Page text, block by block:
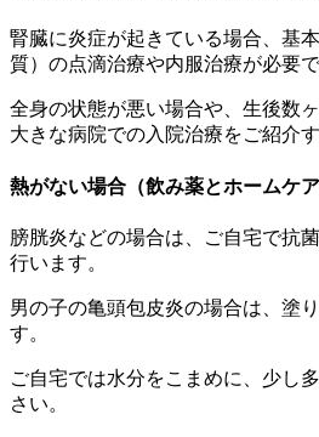
腎臓に炎症が起きている場合、基
質）の点滴治療や内服治療が必要で
全身の状態が悪い場合や、生後数
大きな病院での入院治療をご紹介
熱がない場合（飲み薬とホームケア
膀胱炎などの場合は、ご自宅で抗
行います。
男の子の亀頭包皮炎の場合は、塗
す。
ご自宅では水分をこまめに、少し
さい。